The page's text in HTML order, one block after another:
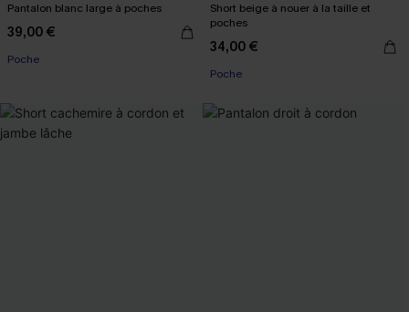
Pantalon blanc large à poches
39,00 €
Poche
Short beige à nouer à la taille et
poches
34,00 €
Poche